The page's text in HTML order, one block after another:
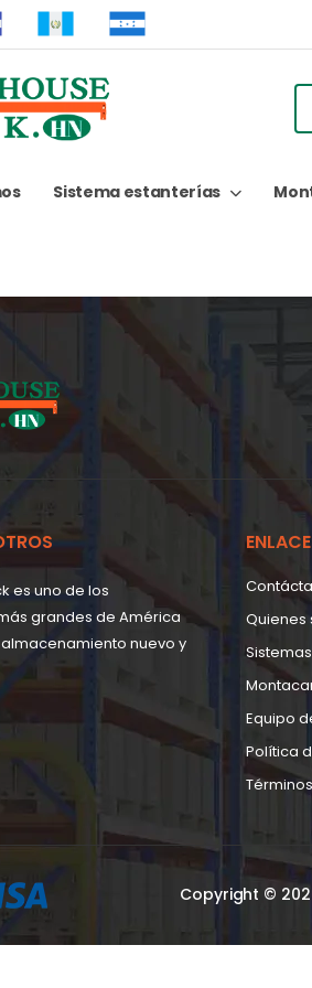
Sistema estanterías
es uno de los
grandes de América
nuevo y
Quienes
Equipo
Política
Copyright ©